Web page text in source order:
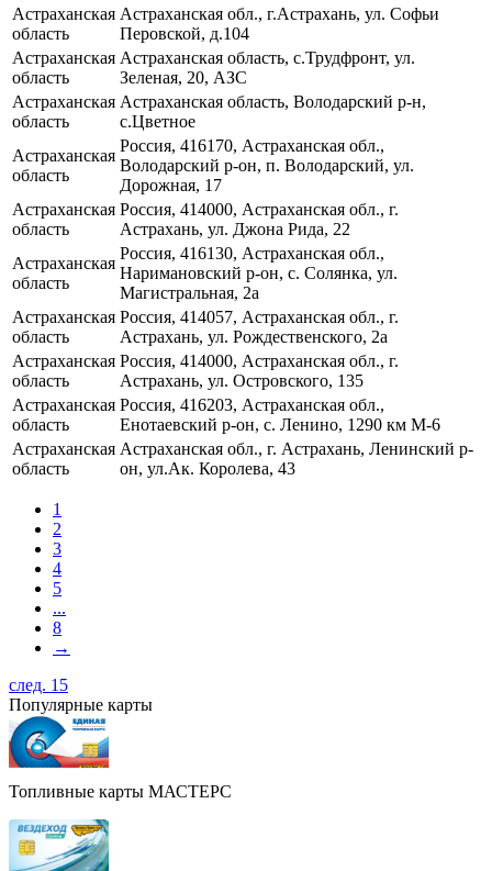
Астраханская
область
Астраханская обл., г.Астрахань, ул. Софьи
Перовской, д.104
Астраханская
область
Астраханская область, с.Трудфронт, ул.
Зеленая, 20, АЗС
Астраханская
область
Астраханская область, Володарский р-н,
с.Цветное
Астраханская
область
Россия, 416170, Астраханская обл.,
Володарский р-он, п. Володарский, ул.
Дорожная, 17
Астраханская
область
Россия, 414000, Астраханская обл., г.
Астрахань, ул. Джона Рида, 22
Астраханская
область
Россия, 416130, Астраханская обл.,
Наримановский р-он, с. Солянка, ул.
Магистральная, 2а
Астраханская
область
Россия, 414057, Астраханская обл., г.
Астрахань, ул. Рождественского, 2а
Астраханская
область
Россия, 414000, Астраханская обл., г.
Астрахань, ул. Островского, 135
Астраханская
область
Россия, 416203, Астраханская обл.,
Енотаевский р-он, с. Ленино, 1290 км M-6
Астраханская
область
Астраханская обл., г. Астрахань, Ленинский р-
он, ул.Ак. Королева, 43
1
2
3
4
5
...
8
→
след. 15
Популярные карты
Топливные карты МАСТЕРС